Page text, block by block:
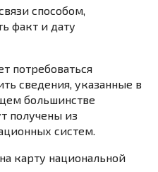
способом,
факт и дату
потребоваться
сведения, указанные в
большинстве
получены из
систем.
на карту национальной